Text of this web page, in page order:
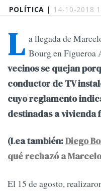
POLÍTICA | 14-10-2018
L a llegada de
Bourg en Figueroa
vecinos se quejan
conductor de TV
cuyo reglamento
destinadas a vivienda
(Lea también:Diego
qué rechazó a
El 15 de agosto,